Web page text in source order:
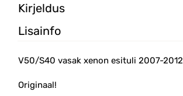
Kirjeldus
Lisainfo
V50/S40 vasak xenon esituli 2007-2012
Originaal!